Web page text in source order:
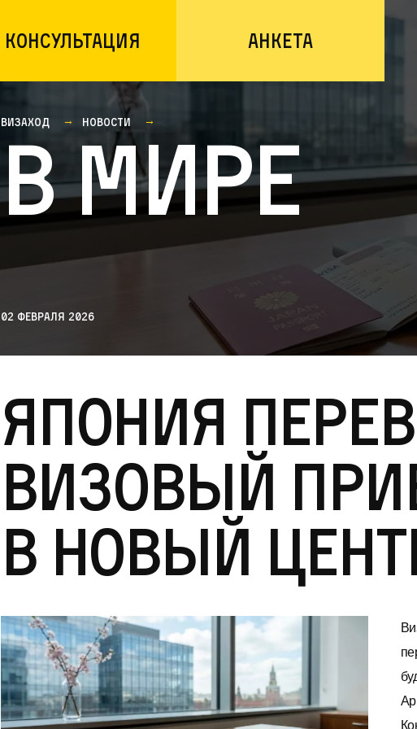
Консультация Анкета
Визаход Новости
В мире
02 февраля 2026
Япония
визовый
в новый